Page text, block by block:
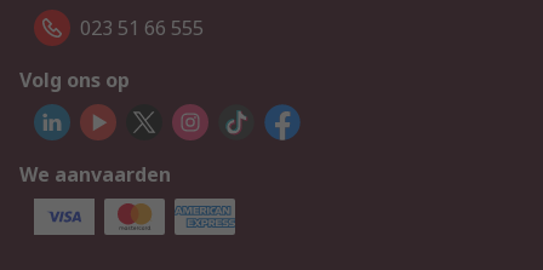
023 51 66 555
Volg ons op
We aanvaarden